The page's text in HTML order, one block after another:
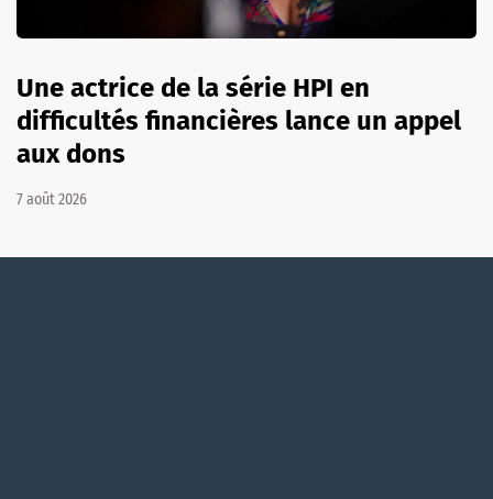
Une actrice de la série HPI en
difficultés financières lance un appel
aux dons
7 août 2026